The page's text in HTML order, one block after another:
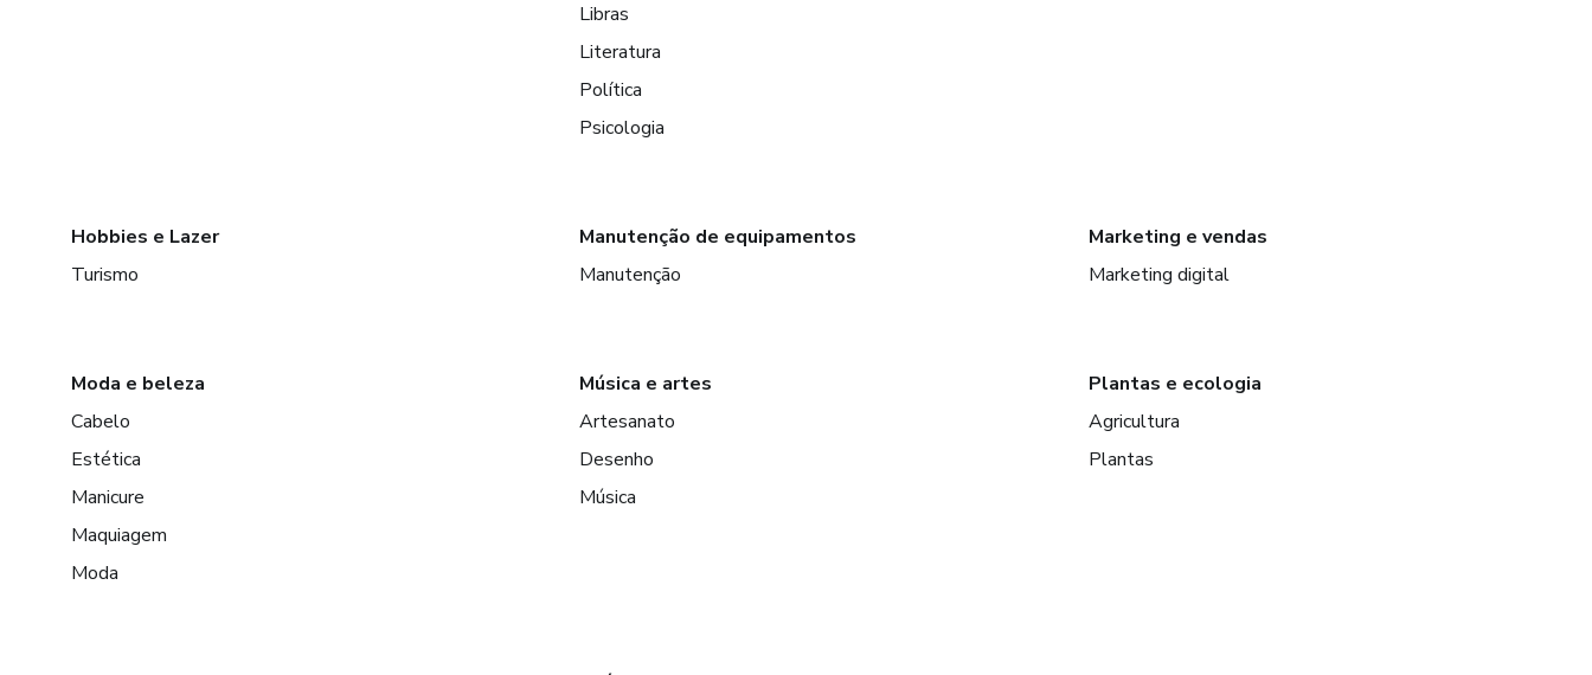
Libras
Literatura
Política
Psicologia
Hobbies e Lazer
Turismo
Manutenção de equipamentos
Manutenção
Marketing e vendas
Marketing digital
Moda e beleza
Cabelo
Estética
Manicure
Maquiagem
Moda
Música e artes
Artesanato
Desenho
Música
Plantas e ecologia
Agricultura
Plantas